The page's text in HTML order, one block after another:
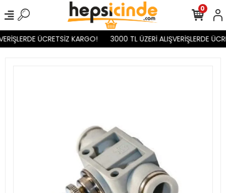
ÜCRETSİZ KARGO! 3000 TL ÜZERİ ALIŞVERİŞLERDE
0